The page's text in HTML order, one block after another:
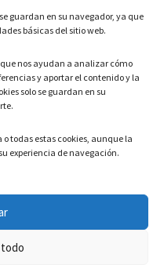
se guardan en su navegador, ya que
básicas del sitio web.
que nos ayudan a analizar cómo
y aportar el contenido y la
solo se guardan en su
todas estas cookies, aunque la
experiencia de navegación.
–Política de cookies